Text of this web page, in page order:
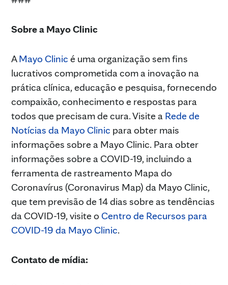
Sobre a Mayo Clinic
AMayo Clinic é uma organização sem fins
lucrativos comprometida com a inovação na
prática clínica, educação e pesquisa, fornecendo
compaixão, conhecimento e respostas para
todos que precisam de cura. Visite a Rede de
Notícias da Mayo Clinic para obter mais
informações sobre a Mayo Clinic. Para obter
informações sobre a COVID-19, incluindo a
ferramenta de rastreamento Mapa do
Coronavírus (Coronavirus Map) da Mayo Clinic,
que tem previsão de 14 dias sobre as tendências
da COVID-19, visite o Centro de Recursos para
COVID-19 da Mayo Clinic.
Contato de mídia: